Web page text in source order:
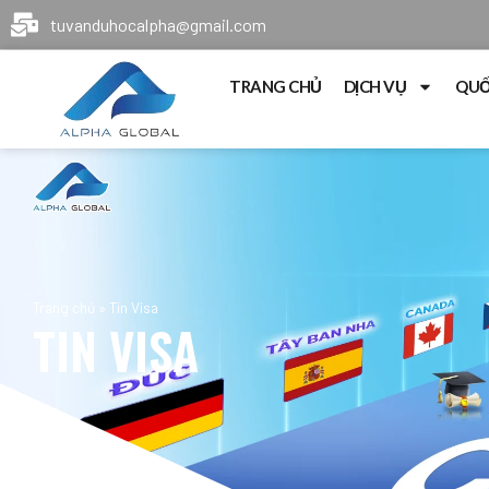
tuvanduhocalpha@gmail.com
TRANG CHỦ DỊCH VỤ
Trang chủ » Tin Visa
TIN VISA